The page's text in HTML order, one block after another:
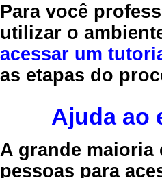
Para você
utilizar o
acessar um
as etapas do
Ajuda ao
A grande maioria
pessoas para